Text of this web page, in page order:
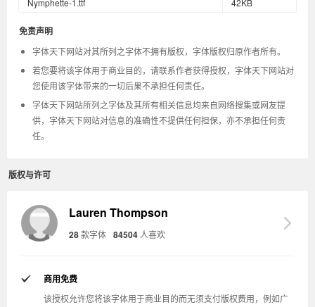
Nymphette-1.ttf
42KB
免责声明
字体天下网站对其所列之字体不拥有版权，字体版权归原作者所有。
若您要将该字体用于商业目的，请联系作者获得授权，字体天下网站对
您使用该字体带来的一切后果不承担任何责任。
字体天下网站所列之字体及其所有相关信息均来自网络搜集或网友提
供，字体天下网站对信息的准确性不提供任何担保，亦不承担任何责
任。
版权与许可
Lauren Thompson
28款字体 84504 人喜欢
商用免费
该授权允许您将该字体用于商业目的而无须支付版权费用，例如广